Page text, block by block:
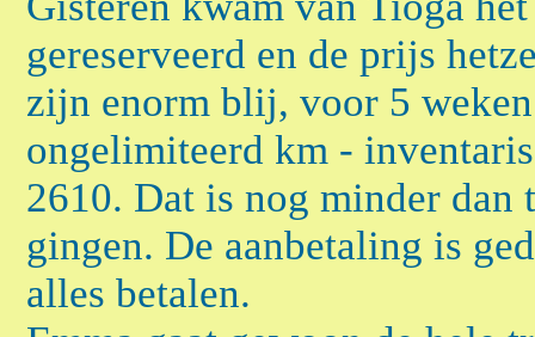
gereserveerd en de prijs
zijn enorm blij, voor 5
ongelimiteerd km -
2610. Dat is nog minder dan
gingen. De aanbetaling is
alles betalen.